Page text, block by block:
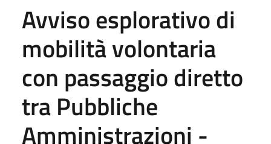
Avviso esplorativo di
mobilità volontaria
con passaggio diretto
tra Pubbliche
Amministrazioni -